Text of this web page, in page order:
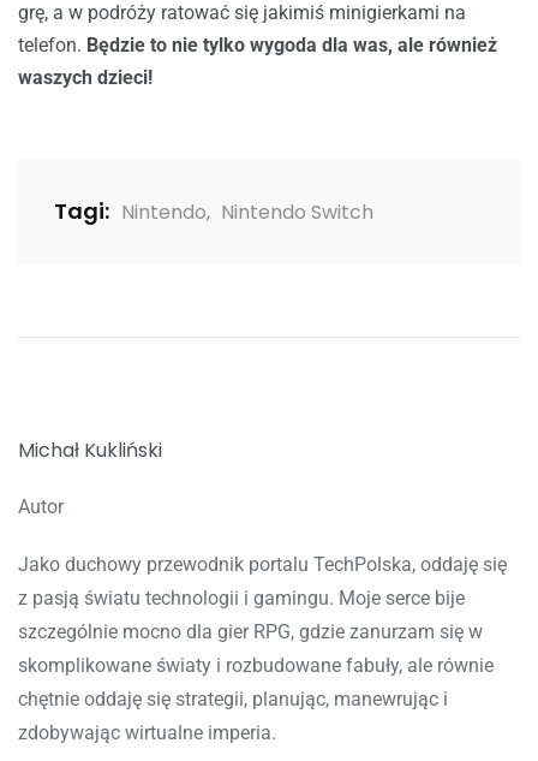
grę, a w podróży ratować się jakimiś minigierkami na
telefon. Będzie to nie tylko wygoda dla was, ale również
waszych dzieci!
Tagi: Nintendo, Nintendo Switch
Michał Kukliński
Autor
Jako duchowy przewodnik portalu TechPolska, oddaję się
z pasją światu technologii i gamingu. Moje serce bije
szczególnie mocno dla gier RPG, gdzie zanurzam się w
skomplikowane światy i rozbudowane fabuły, ale równie
chętnie oddaję się strategii, planując, manewrując i
zdobywając wirtualne imperia.